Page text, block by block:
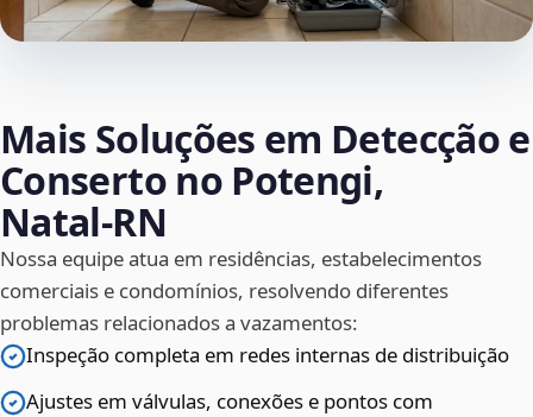
Mais Soluções em Detecção e
Conserto no Potengi,
Natal‑RN
Nossa equipe atua em residências, estabelecimentos
comerciais e condomínios, resolvendo diferentes
problemas relacionados a vazamentos:
Inspeção completa em redes internas de distribuição
Ajustes em válvulas, conexões e pontos com